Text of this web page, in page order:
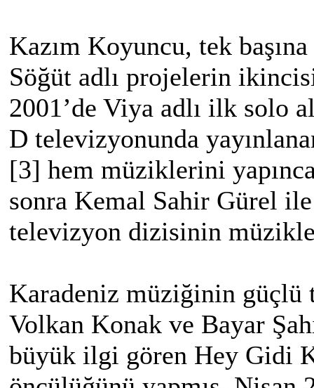
Kazım Koyuncu, tek
Söğüt adlı projelerin
2001’de Viya adlı ilk solo
D televizyonunda
[3] hem müziklerini
sonra Kemal Sahir Gürel
televizyon dizisinin
Karadeniz müziğinin güçlü
Volkan Konak ve Bayar
büyük ilgi gören Hey Gidi